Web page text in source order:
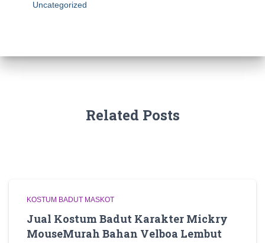
Uncategorized
Related Posts
KOSTUM BADUT MASKOT
Jual Kostum Badut Karakter Mickry
MouseMurah Bahan Velboa Lembut